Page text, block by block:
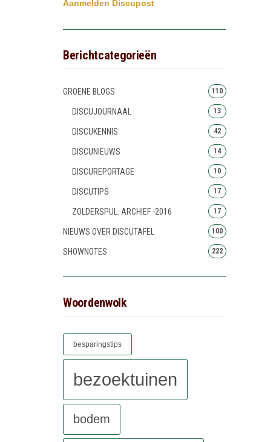
Aanmelden Discupost
Berichtcategorieën
GROENE BLOGS 110
DISCUJOURNAAL 13
DISCUKENNIS 42
DISCUNIEUWS 14
DISCUREPORTAGE 10
DISCUTIPS 17
ZOLDERSPUL: ARCHIEF -2016 17
NIEUWS OVER DISCUTAFEL 100
SHOWNOTES 222
Woordenwolk
besparingstips
bezoektuinen
bodem